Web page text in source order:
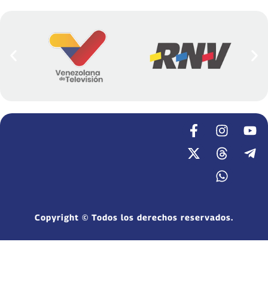
Copyright © Todos los derechos reservados.